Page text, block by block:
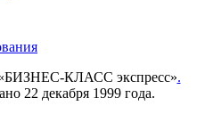
КЛАСС экспресс».
22 декабря 1999 года.